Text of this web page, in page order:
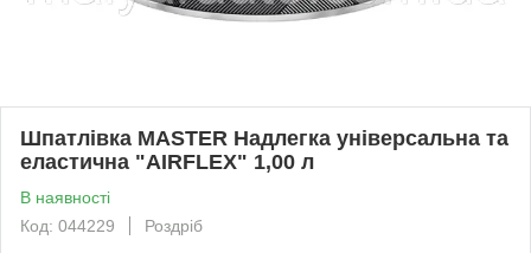
Шпатлівка MASTER Надлегка універсальна та
еластична "AIRFLEX" 1,00 л
В наявності
Код: 044229
Роздріб